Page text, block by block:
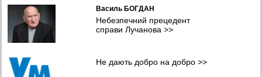
Аномальна спека «накрила» Україну та Європу: річки міліють,
енергосистема на грані колапсу
16:47 04.08.2026
продовжить лише «Шахтар»?
16:19 04.08.2026
Василь БОГДАН
Небезпечний прецедент
справи Лучанова >>
Не дають добро на добро>>